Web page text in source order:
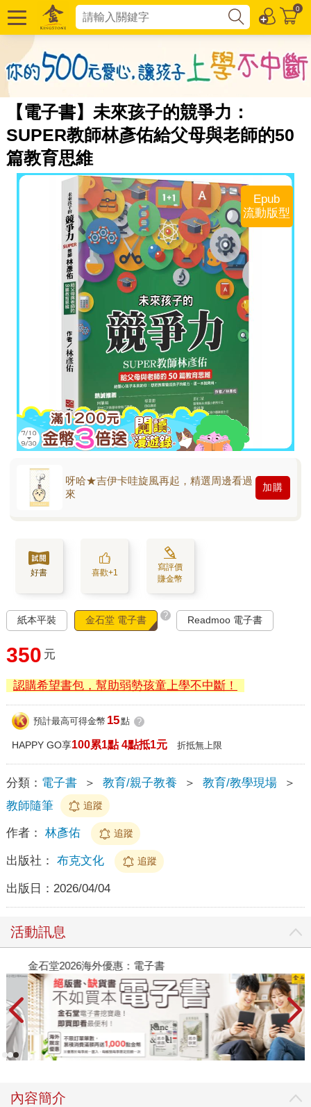
0
【電子書】未來孩子的競爭力：
SUPER教師林彥佑給父母與老師的50
篇教育思維
Epub
流動版型
呀哈★吉伊卡哇旋風再起，精選周邊看過
來
加購
好書 喜歡+1
寫評價
賺金幣
紙本平裝 金石堂 電子書 ? Readmoo 電子書
350 元
認購希望書包，幫助弱勢孩童上學不中斷！
預計最高可得金幣 15點 ?
HAPPY GO享100累1點 4點抵1元 折抵無上限
分類： 電子書 ＞ 教育/親子教養 ＞ 教育/教學現場
＞
教師隨筆
追蹤
作者： 林彥佑 追蹤
出版社： 布克文化 追蹤
出版日： 2026/04/04
活動訊息
金石堂2026海外優惠：電子書
內容簡介